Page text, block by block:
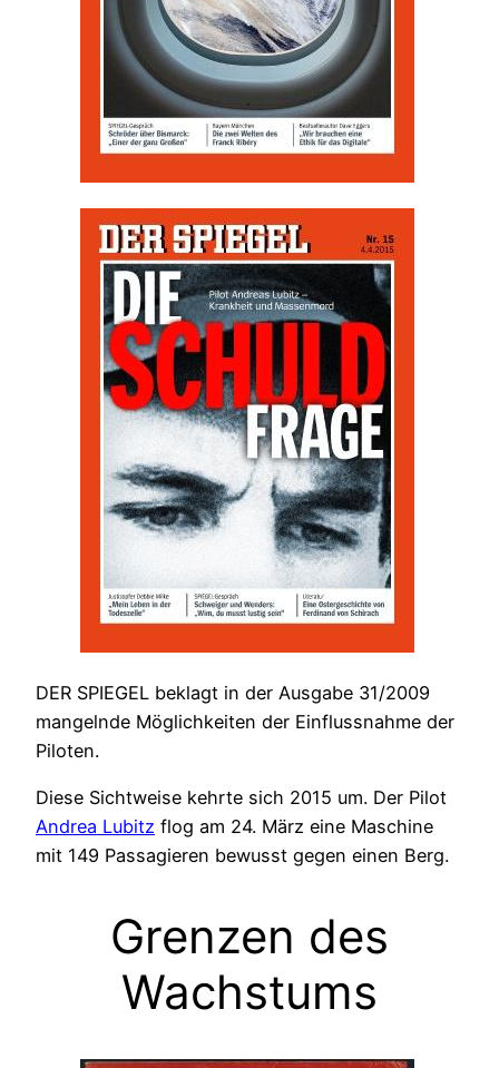
DER SPIEGEL beklagt in der Ausgabe 31/2009
mangelnde Möglichkeiten der Einflussnahme der
Piloten.
Diese Sichtweise kehrte sich 2015 um. Der Pilot
Andrea Lubitz flog am 24. März eine Maschine
mit 149 Passagieren bewusst gegen einen Berg.
Grenzen des
Wachstums